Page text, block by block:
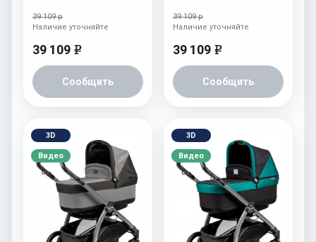
(шасси Jet) Tulip
39 109 р
39 109 e
Сообщить
Наличие уточняйте
(шасси Jet) Onyx
39 109 р
39 109 e
Сообщить
Наличие уточняйте
3D
Видео
3D
Видео